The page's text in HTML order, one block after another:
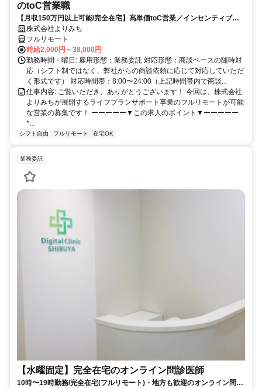
のtoC営業職
【月収150万円以上可能/完全在宅】高単価toC営業／インセンティブ充
実 株式会社よりみち
フルリモート
時給2,000円～38,000円
勤務時間・曜日: 雇用形態：業務委託 対応形態：商談ベースの随時対
応（シフト制ではなく、弊社からの商談依頼に応じて対応していただ
く形式です） 対応時間帯：8:00〜24:00（上記時間帯内で商談...
仕事内容: ご覧いただき、ありがとうございます！ 今回は、株式会社
よりみちが展開するライフプランサポート事業のフルリモートが可能
な営業の募集です！ ーーーーー▼この求人のポイント▼ーーーーー
*...
シフト自由 フルリモート 在宅OK
業務委託
【水曜固定】完全在宅のオンライン問診医師
10時〜19時勤務/完全在宅(フルリモート)・地方も歓迎のオンライン問診